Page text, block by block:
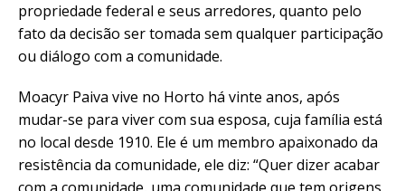
propriedade federal e seus arredores, quanto pelo
fato da decisão ser tomada sem qualquer participação
ou diálogo com a comunidade.
Moacyr Paiva vive no Horto há vinte anos, após
mudar-se para viver com sua esposa, cuja família está
no local desde 1910. Ele é um membro apaixonado da
resistência da comunidade, ele diz: “Quer dizer acabar